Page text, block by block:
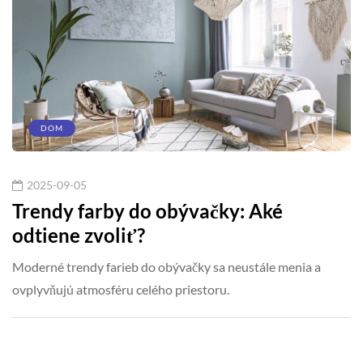
DOM
2025-09-05
Trendy farby do obývačky: Aké
odtiene zvoliť?
Moderné trendy farieb do obývačky sa neustále menia a
ovplyvňujú atmosféru celého priestoru.